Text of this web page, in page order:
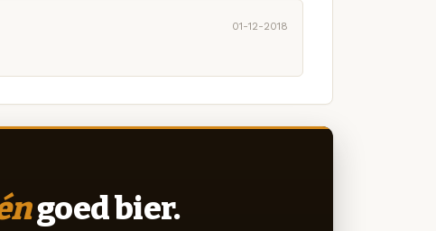
01-12-2018
goed bier.